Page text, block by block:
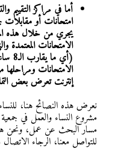
أما في مراكز
امتحانات أو
يجري من خلال هذه
الامتحانات المعتمدة
(أي
الامتحانات
إنترنت تعرض بعض
نعرض هذه النصائح هنا،
مشروع النساء والعمل في
مسار البحث عن عمل، ونحن هنا
للتواصل معنا، الرجاء الاتصال على